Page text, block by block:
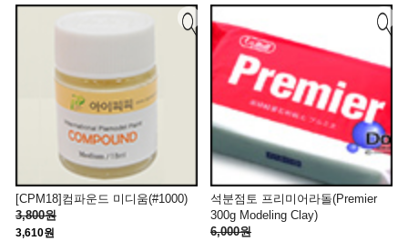
[CPM18]컴파운드 미디움(#1000)
3,800원
3,610원
석분점토 프리미어라돌(Premier
300g Modeling Clay)
6,000원